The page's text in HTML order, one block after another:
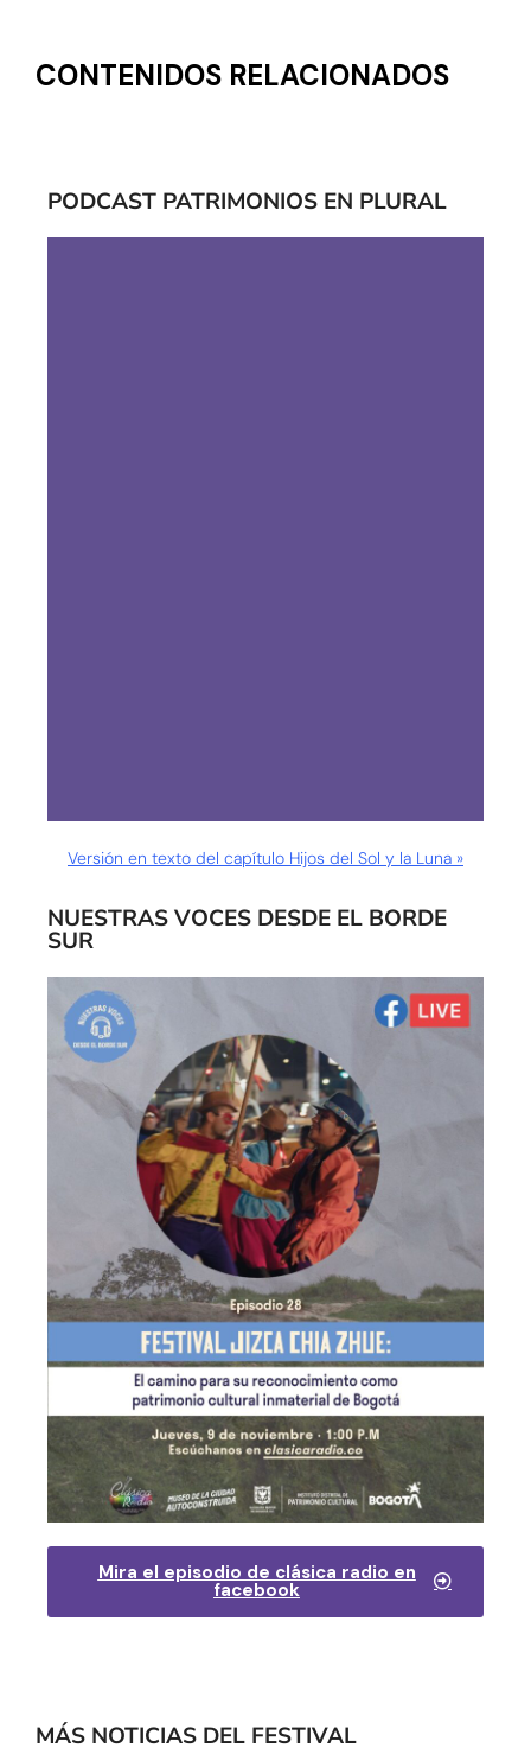
CONTENIDOS RELACIONADOS
PODCAST PATRIMONIOS EN PLURAL
Versión en texto del capítulo Hijos del Sol y la Luna »
NUESTRAS VOCES DESDE EL BORDE
SUR
Mira el episodio de clásica radio en
facebook
MÁS NOTICIAS DEL FESTIVAL